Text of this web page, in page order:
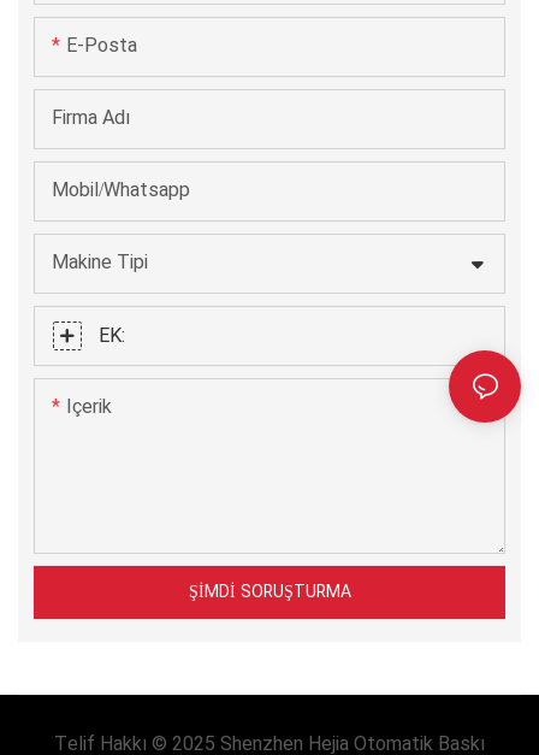
E-Posta
Firma Adı
Mobil/Whatsapp
Makine Tipi
EK:
Içerik
ŞIMDI SORUŞTURMA
Telif Hakkı © 2025 Shenzhen Hejia Otomatik Baskı